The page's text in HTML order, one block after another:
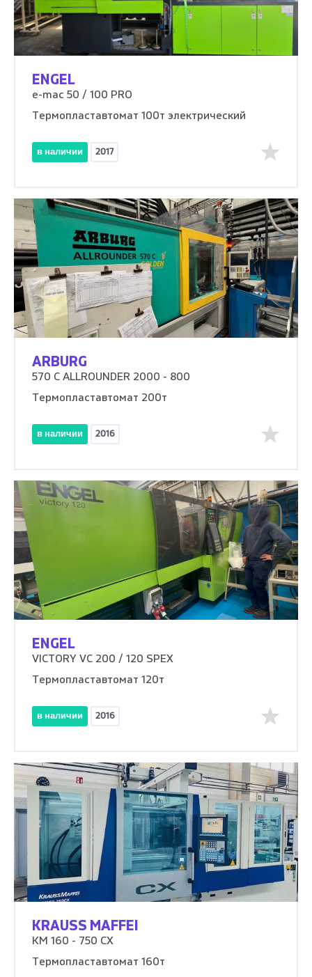
ENGEL
e-mac 50 / 100 PRO
Термопластавтомат 100т электрический
в наличии 2017
ARBURG
570 C ALLROUNDER 2000 - 800
Термопластавтомат 200т
в наличии 2016
ENGEL
VICTORY VC 200 / 120 SPEX
Термопластавтомат 120т
в наличии 2016
KRAUSS MAFFEI
KM 160 - 750 CX
Термопластавтомат 160т